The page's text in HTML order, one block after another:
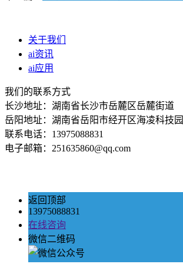
关于我们
ai资讯
ai应用
我们的联系方式
长沙地址：湖南省长沙市岳麓区岳麓街道
岳阳地址：湖南省岳阳市经开区海凌科技园
联系电话：13975088831
电子邮箱：251635860@qq.com
返回顶部
13975088831
在线咨询
微信二维码